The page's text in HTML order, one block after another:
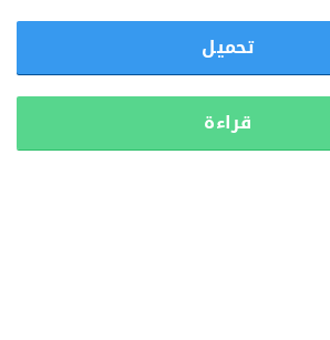
تحميل
قراءة